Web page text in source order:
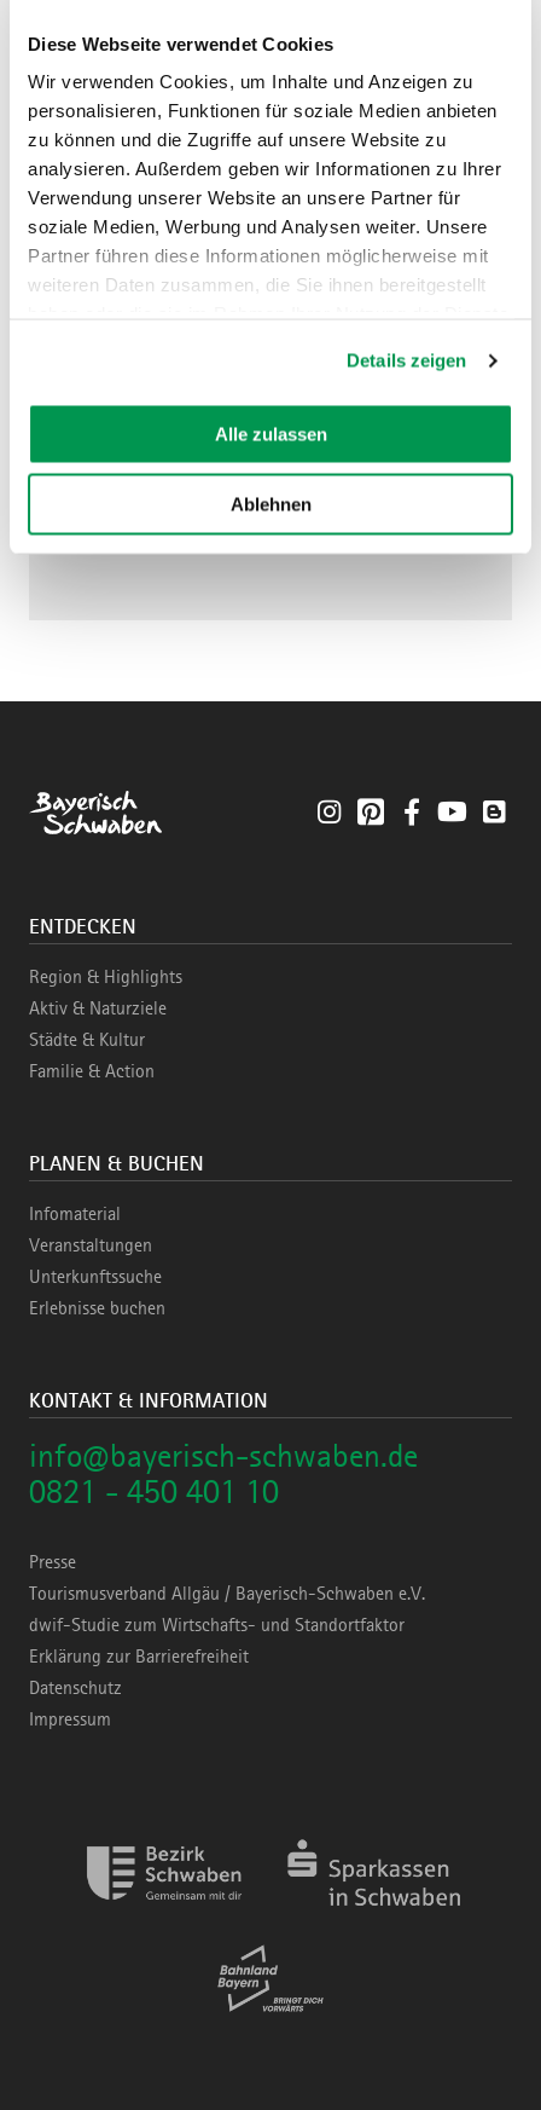
Diese Webseite verwendet Cookies
Wir verwenden Cookies, um Inhalte und Anzeigen zu
personalisieren, Funktionen für soziale Medien anbieten
zu können und die Zugriffe auf unsere Website zu
analysieren. Außerdem geben wir Informationen zu Ihrer
Verwendung unserer Website an unsere Partner für
soziale Medien, Werbung und Analysen weiter. Unsere
Partner führen diese Informationen möglicherweise mit
weiteren Daten zusammen, die Sie ihnen bereitgestellt
Details zeigen
Alle zulassen
Ablehnen
©
InstagramPinterestFacebookYouTube
ENTDECKEN
Region & Highlights
Aktiv & Naturziele
Städte & Kultur
Familie & Action
PLANEN & BUCHEN
Infomaterial
Veranstaltungen
Unterkunftssuche
Erlebnisse buchen
KONTAKT & INFORMATION
info@bayerisch-schwaben.de
0821 - 450 401 10
Presse
Tourismusverband Allgäu / Bayerisch-Schwaben e.V.
dwif-Studie zum Wirtschafts- und Standortfaktor
Erklärung zur Barrierefreiheit
Datenschutz
Impressum